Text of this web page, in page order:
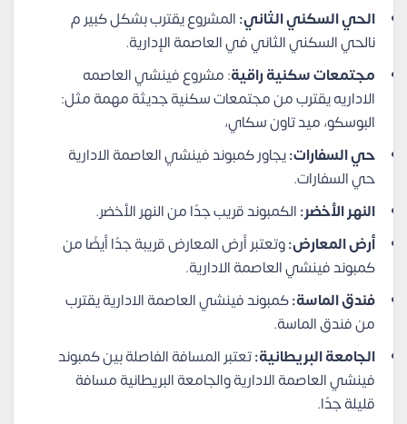
الحي السكني الثاني:المشروع يقترب بشكل كبير م
نالحي السكني الثاني في العاصمة الإدارية.
مجتمعات سكنية راقية: مشروع فينشي العاصمه
الاداريه يقترب من مجتمعات سكنية جديثة مهمة مثل:
البوسكو، ميد تاون سكاي،
حي السفارات:يجاور كمبوند فينشي العاصمة الادارية
حي السفارات.
النهر الأخضر:الكمبوند قريب جدًا من النهر الأخضر.
أرض المعارض:وتعتبر أرض المعارض قريبة جدًا أيضًا من
كمبوند فينشي العاصمة الادارية.
فندق الماسة:كمبوند فينشي العاصمة الادارية يقترب
من فندق الماسة.
الجامعة البريطانية:تعتبر المسافة الفاصلة بين كمبوند
فينشي العاصمة الادارية والجامعة البريطانية مسافة
قليلة جدًا.